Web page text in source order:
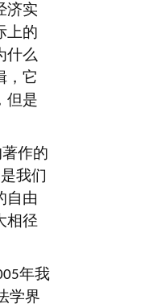
济实
上的
什么
，它
但是
作的
我们
自由
相径
年我
学界